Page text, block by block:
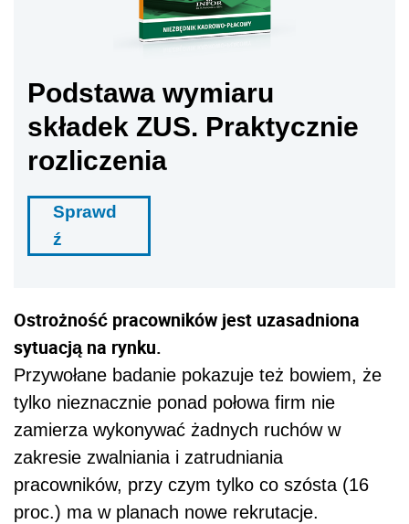
Podstawa wymiaru
składek ZUS. Praktycznie
rozliczenia
Sprawd
ź
Ostrożność pracowników jest uzasadniona
sytuacją na rynku.
Przywołane badanie pokazuje też bowiem, że
tylko nieznacznie ponad połowa firm nie
zamierza wykonywać żadnych ruchów w
zakresie zwalniania i zatrudniania
pracowników, przy czym tylko co szósta (16
proc.) ma w planach nowe rekrutacje.